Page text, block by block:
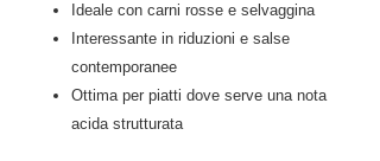
Ideale con carni rosse e selvaggina
Interessante in riduzioni e salse
contemporanee
Ottima per piatti dove serve una nota
acida strutturata